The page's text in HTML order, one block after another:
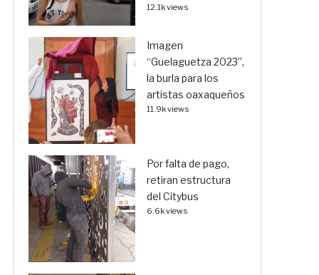
12.1k views
Imagen
“Guelaguetza 2023”,
la burla para los
artistas oaxaqueños
11.9k views
Por falta de pago,
retiran estructura
del Citybus
6.6k views